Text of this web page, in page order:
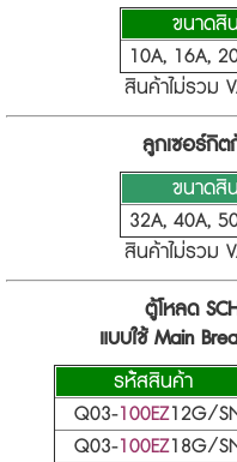
ขนาด
10A, 16A,
สินค้าไม่รวม
ลูกเซอร์กิต
ขนา
32A, 40A,
สินค้าไม่รวม
ตู้โหลด
แบบใช้ Main
รห้ัสสินค้า
Q03-100EZ12G/
Q03-100EZ18G/